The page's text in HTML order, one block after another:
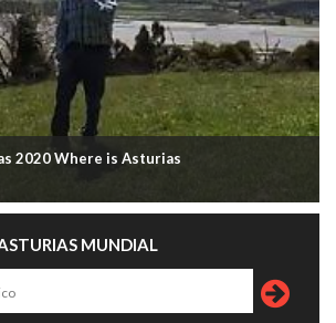
2020 Where is Asturias
MUNDIAL